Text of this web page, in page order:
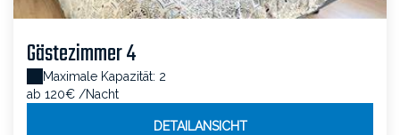
Gästezimmer 4
Maximale Kapazität: 2
ab 120€ /Nacht
DETAILANSICHT